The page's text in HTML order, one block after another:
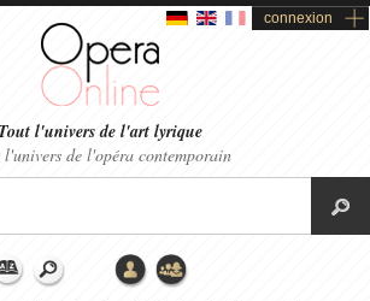
connexion
l'univers de l'art lyrique
l'univers de l'opéra contemporain